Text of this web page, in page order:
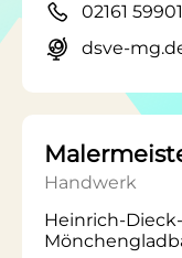
02161
dsve-
Handwerk
Heinrich-